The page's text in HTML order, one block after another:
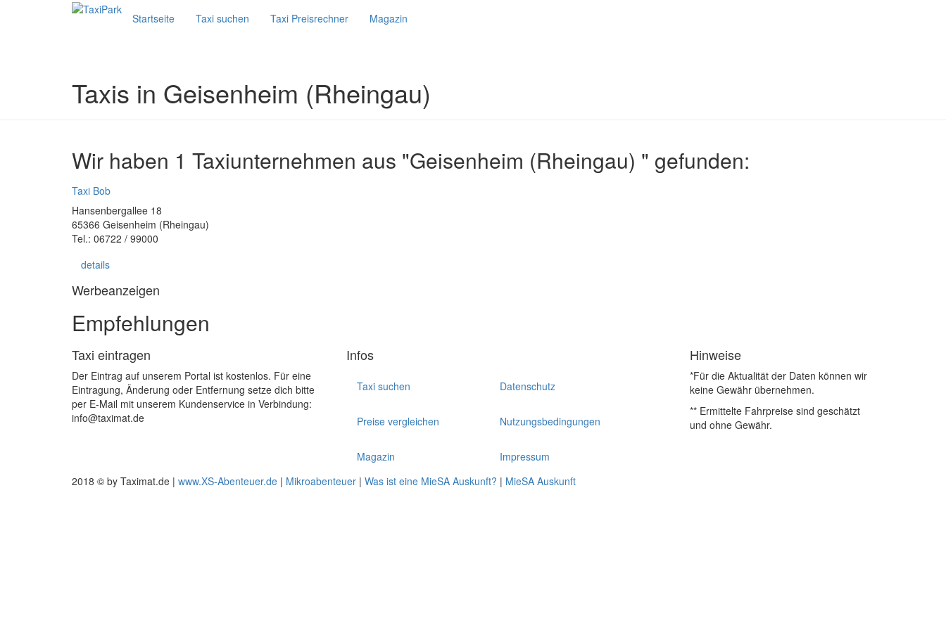
Startseite Taxi suchen Taxi Preisrechner Magazin
Taxis in Geisenheim (Rheingau)
Wir haben 1 Taxiunternehmen aus "Geisenheim (Rheingau) " gefunden:
Taxi Bob
Hansenbergallee 18
65366 Geisenheim (Rheingau)
Tel.: 06722 / 99000
details
Werbeanzeigen
Empfehlungen
Taxi eintragen
Der Eintrag auf unserem Portal ist kostenlos. Für eine
Eintragung, Änderung oder Entfernung setze dich bitte
per E-Mail mit unserem Kundenservice in Verbindung:
info@taximat.de
Infos
Taxi suchen
Preise vergleichen
Magazin
Datenschutz
Nutzungsbedingungen
Impressum
Hinweise
*Für die Aktualität der Daten können wir
keine Gewähr übernehmen.
** Ermittelte Fahrpreise sind geschätzt
und ohne Gewähr.
2018 © by Taximat.de | www.XS-Abenteuer.de | Mikroabenteuer | Was ist eine MieSA Auskunft? | MieSA Auskunft